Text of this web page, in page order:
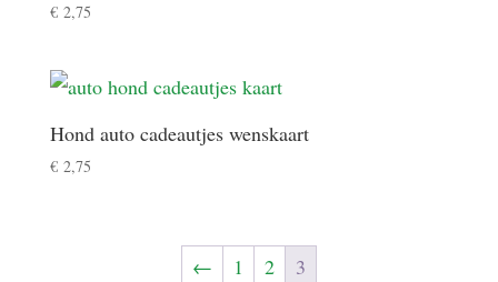
€2,75
Hond auto cadeautjes wenskaart
€2,75
← 1 2 3